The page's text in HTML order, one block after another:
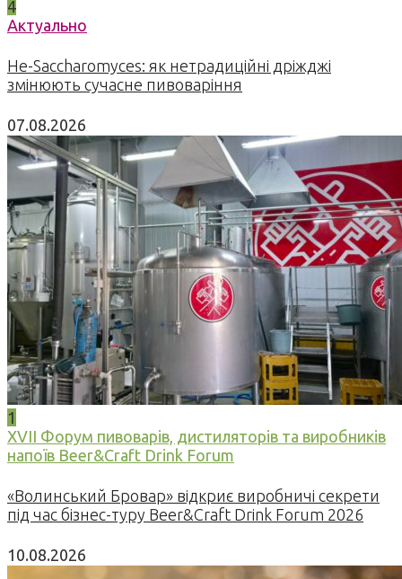
4
Актуально
Не-Saccharomyces: як нетрадиційні дріжджі
змінюють сучасне пивоваріння
07.08.2026
1
XVII Форум пивоварів, дистиляторів та виробників
напоїв Beer&Craft Drink Forum
«Волинський Бровар» відкриє виробничі секрети
під час бізнес-туру Beer&Craft Drink Forum 2026
10.08.2026